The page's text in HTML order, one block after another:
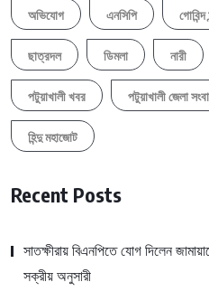
অভিযোগ এনসিপি
ছাত্রদল ডিমলা নারী
পটুয়াখালী খবর পটুয়াখালী জেলা
হিন্দু মহাজোট
Recent Posts
সাতক্ষীরায় বিএনপিতে যোগ দিলেন
সক্রীয় অনুসারী